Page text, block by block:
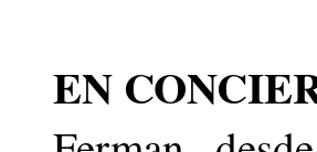
EN